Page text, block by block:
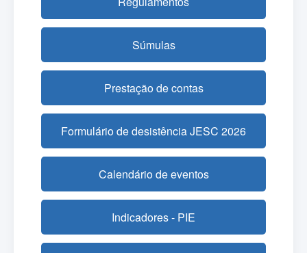
Súmulas
Prestação de contas
Formulário de desistência JESC 2026
Calendário de eventos
Indicadores - PIE